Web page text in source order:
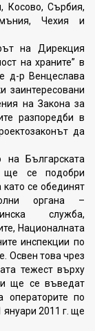
Косово, Сърбия,
Чехия и
на Дирекция
на храните” в
д-р Венцеслава
заинтересовани
на Закона за
разпоредби в
да
Българската
ще се подобри
като се обединят
органа –
служба,
Националната
инспекции по
Освен това чрез
тежест върху
и ще се въведат
операторите по
януари 2011 г. ще